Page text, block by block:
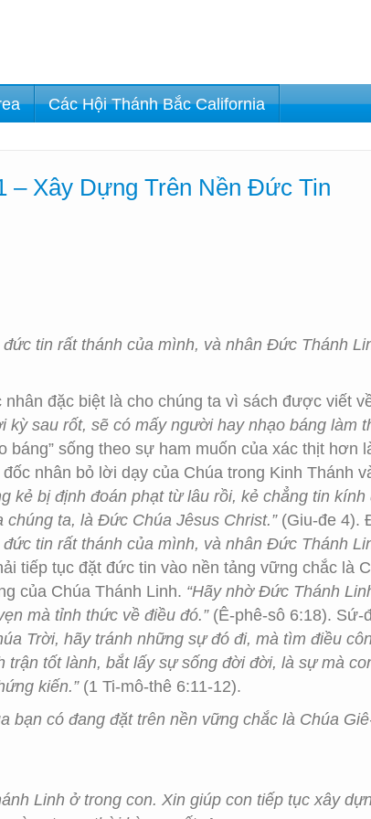
Các Hội Thánh Bắc California
– Xây Dựng Trên Nền Đức Tin
tin rất thánh của mình, và nhân Đức Thánh
đặc biệt là cho chúng ta vì sách được viết
kỳ sau rốt, sẽ có mấy người hay nhạo báng làm
báng” sống theo sự ham muốn của xác thịt hơn
nhân bỏ lời dạy của Chúa trong Kinh Thánh
kẻ bị định đoán phạt từ lâu rồi, kẻ chẳng tin
ta, là Đức Chúa Jêsus Christ.”(Giu-đe 4).
tin rất thánh của mình, và nhân Đức Thánh
tiếp tục đặt đức tin vào nền tảng vững chắc là
của Chúa Thánh Linh. “Hãy nhờ Đức Thánh
mà tỉnh thức về điều đó.”(Ê-phê-sô 6:18). Sứ-
Trời, hãy tránh những sự đó đi, mà tìm điều
tốt lành, bắt lấy sự sống đời đời, là sự mà
kiến.”(1 Ti-mô-thê 6:11-12).
có đang đặt trên nền vững chắc là Chúa
Linh ở trong con. Xin giúp con tiếp tục xây